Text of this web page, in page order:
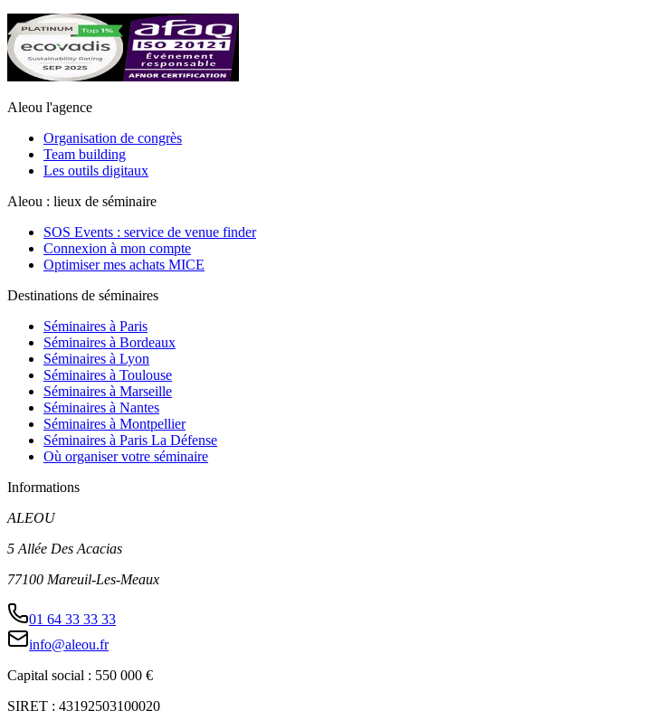
Aleou l'agence
Organisation de congrès
Team building
Les outils digitaux
Aleou : lieux de séminaire
SOS Events : service de venue finder
Connexion à mon compte
Optimiser mes achats MICE
Destinations de séminaires
Séminaires à Paris
Séminaires à Bordeaux
Séminaires à Lyon
Séminaires à Toulouse
Séminaires à Marseille
Séminaires à Nantes
Séminaires à Montpellier
Séminaires à Paris La Défense
Où organiser votre séminaire
Informations
ALEOU
5 Allée Des Acacias
77100 Mareuil-Les-Meaux
01 64 33 33 33
info@aleou.fr
Capital social : 550 000 €
SIRET : 43192503100020